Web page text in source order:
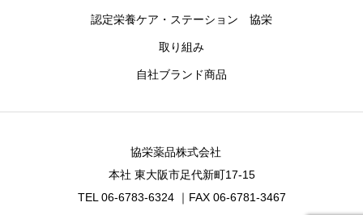
認定栄養ケア・ステーション 協栄
取り組み
自社ブランド商品
協栄薬品株式会社
本社 東大阪市足代新町17-15
TEL 06-6783-6324 ｜FAX 06-6781-3467